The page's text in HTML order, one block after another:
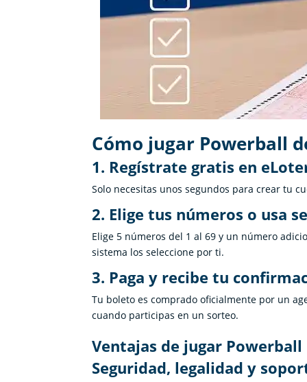
Cómo jugar Powerball
1. Regístrate gratis en
Solo necesitas unos segundos para crear tu
2. Elige tus números o usa
Elige 5 números del 1 al 69 y un número
sistema los seleccione por ti.
3. Paga y recibe tu
Tu boleto es comprado oficialmente por un
cuando participas en un sorteo.
Ventajas de jugar
Seguridad, legalidad y